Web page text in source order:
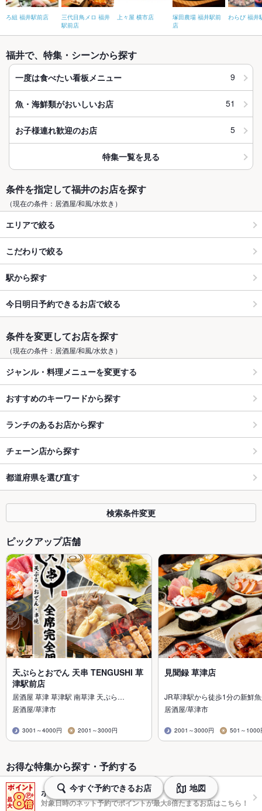
ろ組 福井駅前店
三代目鳥メロ 福井
駅前店
上々屋 横市店
塚田農場 福井駅前
店
わらび 福井
福井で、特集・シーンから探す
一度は食べたい看板メニュー 9
魚・海鮮類がおいしいお店 51
お子様連れ歓迎のお店 5
特集一覧を見る
条件を指定して福井のお店を探す
（現在の条件：居酒屋/和風/水炊き）
エリアで絞る
こだわりで絞る
駅から探す
今日明日予約できるお店で絞る
条件を変更してお店を探す
（現在の条件：居酒屋/和風/水炊き）
ジャンル・料理メニューを変更する
おすすめのキーワードから探す
ランチのあるお店から探す
チェーン店から探す
都道府県を選び直す
検索条件変更
ピックアップ店舗
天ぷらとおでん 天串 TENGUSHI 草
津駅前店
居酒屋 草津 草津駅 南草津 天ぷら…
居酒屋/草津市
3001～4000円 2001～3000円
見聞録 草津店
JR草津駅から徒歩1分の新鮮
居酒屋/草津市
2001～3000円 501～1000
お得な特集から探す・予約する
ポイントプラスで最大8倍
対象日時のネット予約でポイントが最大8倍たまるお店はこちら！
今すぐ予約できるお店 地図